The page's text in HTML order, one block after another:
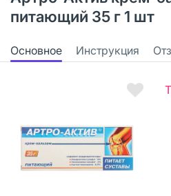
питающий 35 г 1 шт
Основное Инструкция